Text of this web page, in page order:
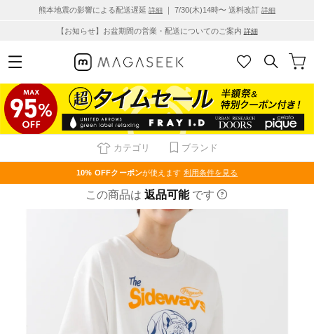
熊本地震の影響による配送遅延 詳細 ｜ 7/30(木)14時〜 送料改訂 詳細
【お知らせ】お盆期間の営業・配送についてのご案内 詳細
カテゴリ ブランド
10% OFFクーポンが使えます 利用条件を見る
この商品は 返品可能 です